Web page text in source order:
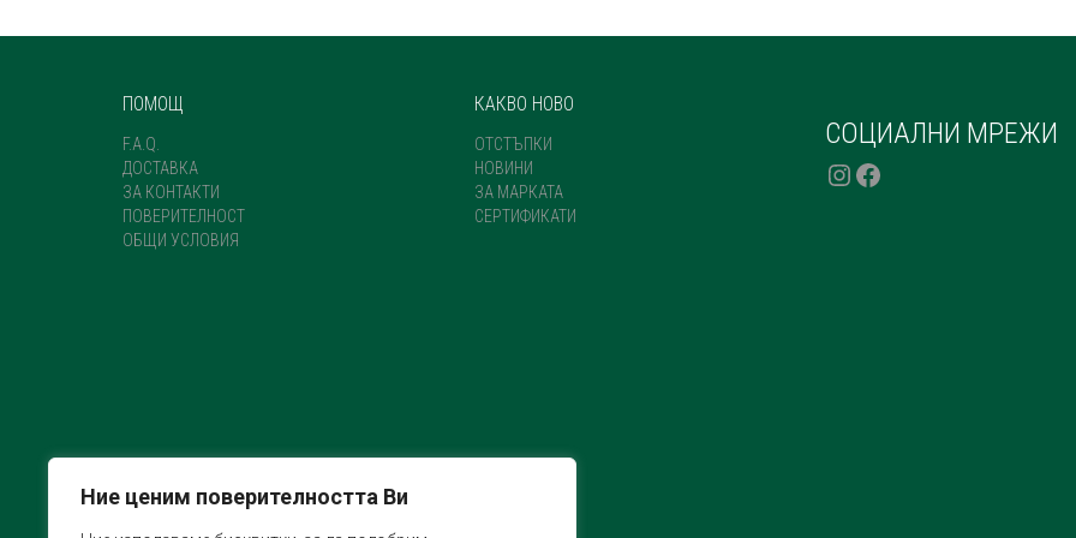
Ние ценим поверителността Ви
ПОМОЩ
F.A.Q.
ДОСТАВКА
ЗА КОНТАКТИ
ПОВЕРИТЕЛНОСТ
ОБЩИ УСЛОВИЯ
КАКВО НОВО
ОТСТЪПКИ
НОВИНИ
ЗА МАРКАТА
СЕРТИФИКАТИ
СОЦИАЛНИ МРЕЖИ
INSTAGRAM
FACEBOOK